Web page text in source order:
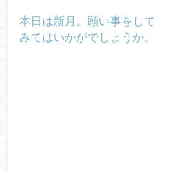
本日は新月。願い事をして
みてはいかがでしょうか。